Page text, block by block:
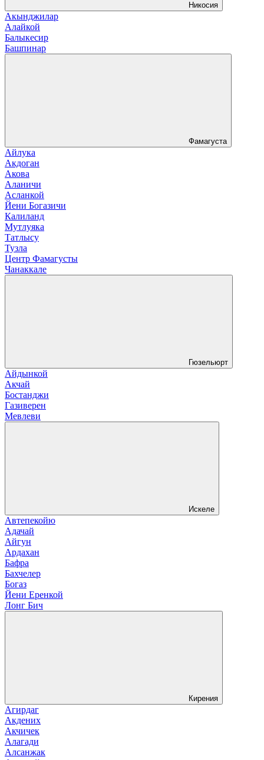
Никосия
Акынджилар
Алайкой
Балыкесир
Башпинар
Фамагуста
Айлука
Акдоган
Акова
Аланичи
Асланкой
Йени Богазичи
Калиланд
Мутлуяка
Татлысу
Тузла
Центр Фамагусты
Чанаккале
Гюзельюрт
Айдынкой
Акчай
Бостанджи
Газиверен
Мевлеви
Искеле
Автепекойю
Адачай
Айгун
Ардахан
Бафра
Бахчелер
Богаз
Йени Еренкой
Лонг Бич
Кирения
Агирдаг
Акдених
Акчичек
Алагади
Алсанжак